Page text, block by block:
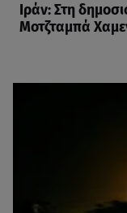
Ιράν: Στη
Μοτζταμπά